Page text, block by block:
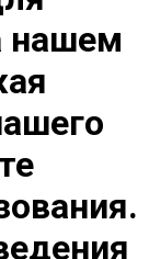
нашем